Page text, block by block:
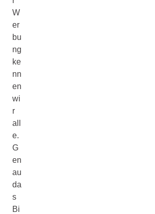
W
er
bu
ng
ke
nn
en
wi
r
all
e.
G
en
au
da
s
Bi